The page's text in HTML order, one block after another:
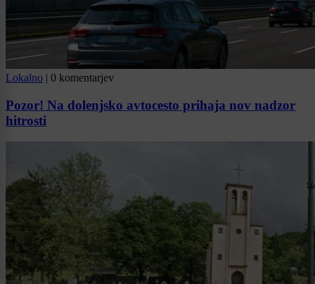
Lokalno | 0 komentarjev
Pozor! Na dolenjsko avtocesto prihaja nov nadzor
hitrosti